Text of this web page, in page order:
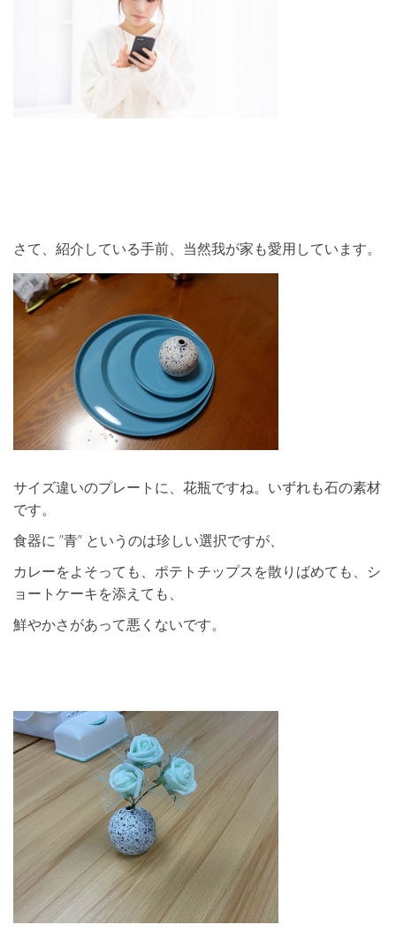
さて、紹介している手前、当然我が家も愛用しています。
サイズ違いのプレートに、花瓶ですね。いずれも石の素材
です。
食器に ”青” というのは珍しい選択ですが、
カレーをよそっても、ポテトチップスを散りばめても、シ
ョートケーキを添えても、
鮮やかさがあって悪くないです。